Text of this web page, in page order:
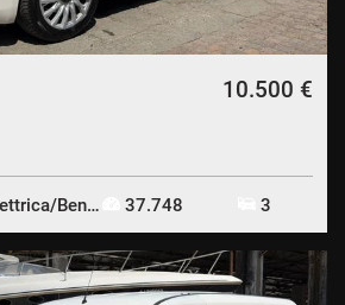
10.500 €
Benzina 37.748 3